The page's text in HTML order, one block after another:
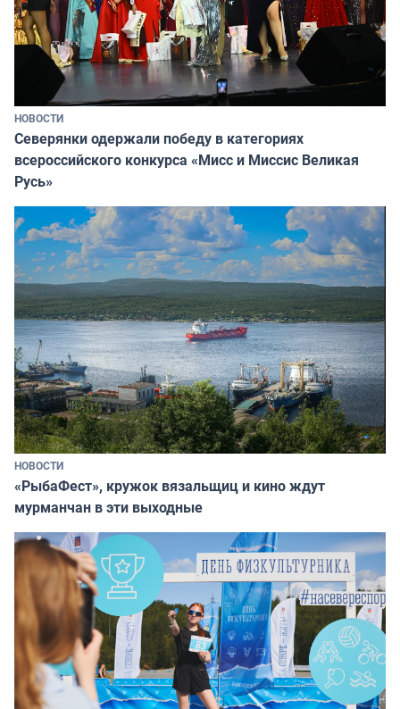
НОВОСТИ
Северянки одержали победу в категориях
всероссийского конкурса «Мисс и Миссис Великая
Русь»
НОВОСТИ
«РыбаФест», кружок вязальщиц и кино ждут
мурманчан в эти выходные